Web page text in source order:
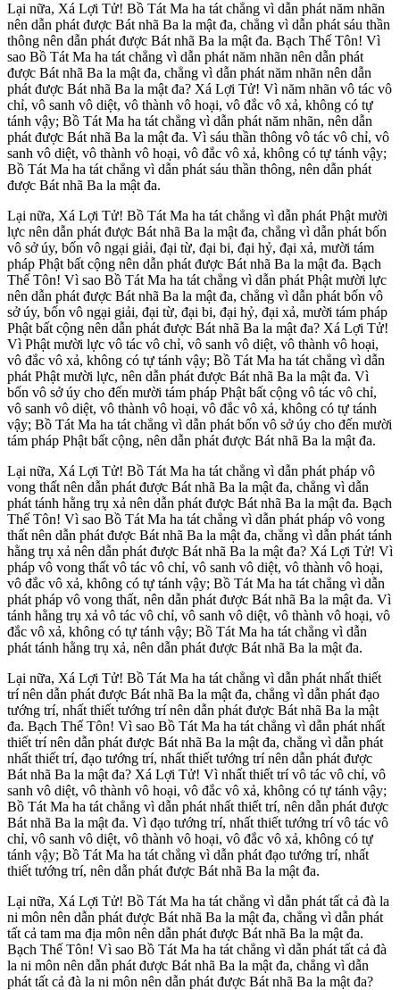
Lại nữa, Xá Lợi Tử! Bồ Tát Ma ha tát chẳng vì dẫn phát năm nhãn
nên dẫn phát được Bát nhã Ba la mật đa, chẳng vì dẫn phát sáu thần
thông nên dẫn phát được Bát nhã Ba la mật đa. Bạch Thế Tôn! Vì
sao Bồ Tát Ma ha tát chẳng vì dẫn phát năm nhãn nên dẫn phát
được Bát nhã Ba la mật đa, chẳng vì dẫn phát năm nhãn nên dẫn
phát được Bát nhã Ba la mật đa? Xá Lợi Tử! Vì năm nhãn vô tác vô
chỉ, vô sanh vô diệt, vô thành vô hoại, vô đắc vô xả, không có tự
tánh vậy; Bồ Tát Ma ha tát chẳng vì dẫn phát năm nhãn, nên dẫn
phát được Bát nhã Ba la mật đa. Vì sáu thần thông vô tác vô chỉ, vô
sanh vô diệt, vô thành vô hoại, vô đắc vô xả, không có tự tánh vậy;
Bồ Tát Ma ha tát chẳng vì dẫn phát sáu thần thông, nên dẫn phát
được Bát nhã Ba la mật đa.
Lại nữa, Xá Lợi Tử! Bồ Tát Ma ha tát chẳng vì dẫn phát Phật mười
lực nên dẫn phát được Bát nhã Ba la mật đa, chẳng vì dẫn phát bốn
vô sở úy, bốn vô ngại giải, đại từ, đại bi, đại hỷ, đại xả, mười tám
pháp Phật bất cộng nên dẫn phát được Bát nhã Ba la mật đa. Bạch
Thế Tôn! Vì sao Bồ Tát Ma ha tát chẳng vì dẫn phát Phật mười lực
nên dẫn phát được Bát nhã Ba la mật đa, chẳng vì dẫn phát bốn vô
sở úy, bốn vô ngại giải, đại từ, đại bi, đại hỷ, đại xả, mười tám pháp
Phật bất cộng nên dẫn phát được Bát nhã Ba la mật đa? Xá Lợi Tử!
Vì Phật mười lực vô tác vô chỉ, vô sanh vô diệt, vô thành vô hoại,
vô đắc vô xả, không có tự tánh vậy; Bồ Tát Ma ha tát chẳng vì dẫn
phát Phật mười lực, nên dẫn phát được Bát nhã Ba la mật đa. Vì
bốn vô sở úy cho đến mười tám pháp Phật bất cộng vô tác vô chỉ,
vô sanh vô diệt, vô thành vô hoại, vô đắc vô xả, không có tự tánh
vậy; Bồ Tát Ma ha tát chẳng vì dẫn phát bốn vô sở úy cho đến mười
tám pháp Phật bất cộng, nên dẫn phát được Bát nhã Ba la mật đa.
Lại nữa, Xá Lợi Tử! Bồ Tát Ma ha tát chẳng vì dẫn phát pháp vô
vong thất nên dẫn phát được Bát nhã Ba la mật đa, chẳng vì dẫn
phát tánh hằng trụ xả nên dẫn phát được Bát nhã Ba la mật đa. Bạch
Thế Tôn! Vì sao Bồ Tát Ma ha tát chẳng vì dẫn phát pháp vô vong
thất nên dẫn phát được Bát nhã Ba la mật đa, chẳng vì dẫn phát tánh
hằng trụ xả nên dẫn phát được Bát nhã Ba la mật đa? Xá Lợi Tử! Vì
pháp vô vong thất vô tác vô chỉ, vô sanh vô diệt, vô thành vô hoại,
vô đắc vô xả, không có tự tánh vậy; Bồ Tát Ma ha tát chẳng vì dẫn
phát pháp vô vong thất, nên dẫn phát được Bát nhã Ba la mật đa. Vì
tánh hằng trụ xả vô tác vô chỉ, vô sanh vô diệt, vô thành vô hoại, vô
đắc vô xả, không có tự tánh vậy; Bồ Tát Ma ha tát chẳng vì dẫn
phát tánh hằng trụ xả, nên dẫn phát được Bát nhã Ba la mật đa.
Lại nữa, Xá Lợi Tử! Bồ Tát Ma ha tát chẳng vì dẫn phát nhất thiết
trí nên dẫn phát được Bát nhã Ba la mật đa, chẳng vì dẫn phát đạo
tướng trí, nhất thiết tướng trí nên dẫn phát được Bát nhã Ba la mật
đa. Bạch Thế Tôn! Vì sao Bồ Tát Ma ha tát chẳng vì dẫn phát nhất
thiết trí nên dẫn phát được Bát nhã Ba la mật đa, chẳng vì dẫn phát
nhất thiết trí, đạo tướng trí, nhất thiết tướng trí nên dẫn phát được
Bát nhã Ba la mật đa? Xá Lợi Tử! Vì nhất thiết trí vô tác vô chỉ, vô
sanh vô diệt, vô thành vô hoại, vô đắc vô xả, không có tự tánh vậy;
Bồ Tát Ma ha tát chẳng vì dẫn phát nhất thiết trí, nên dẫn phát được
Bát nhã Ba la mật đa. Vì đạo tướng trí, nhất thiết tướng trí vô tác vô
chỉ, vô sanh vô diệt, vô thành vô hoại, vô đắc vô xả, không có tự
tánh vậy; Bồ Tát Ma ha tát chẳng vì dẫn phát đạo tướng trí, nhất
thiết tướng trí, nên dẫn phát được Bát nhã Ba la mật đa.
Lại nữa, Xá Lợi Tử! Bồ Tát Ma ha tát chẳng vì dẫn phát tất cả đà la
ni môn nên dẫn phát được Bát nhã Ba la mật đa, chẳng vì dẫn phát
tất cả tam ma địa môn nên dẫn phát được Bát nhã Ba la mật đa.
Bạch Thế Tôn! Vì sao Bồ Tát Ma ha tát chẳng vì dẫn phát tất cả đà
la ni môn nên dẫn phát được Bát nhã Ba la mật đa, chẳng vì dẫn
phát tất cả đà la ni môn nên dẫn phát được Bát nhã Ba la mật đa?